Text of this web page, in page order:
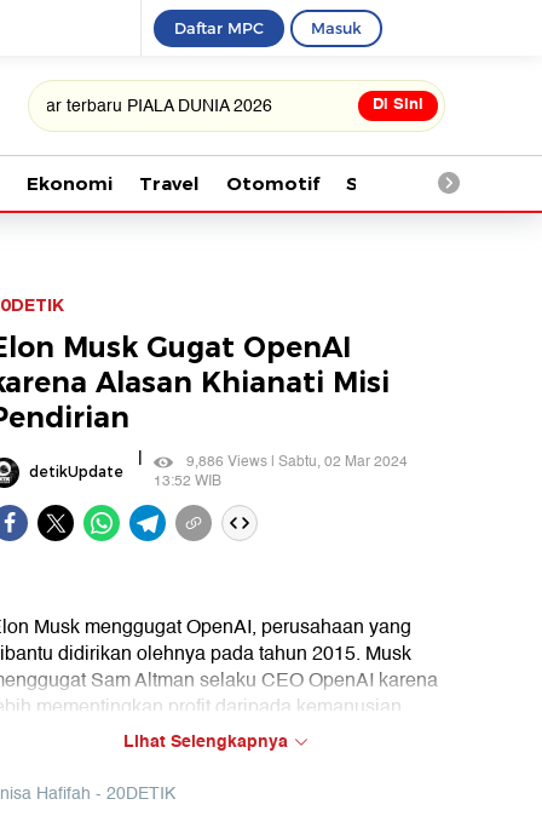
Daftar MPC Masuk
PIALA DUNIA 2026 Di Sini
Ekonomi Travel Otomotif Saintek
Musk Gugat OpenAI
Alasan Khianati Misi
detikUpdate |
9,886 Views | Sabtu, 02 Mar 2024
13:52 WIB
Musk menggugat OpenAI, perusahaan yang
didirikan olehnya pada tahun 2015. Musk
Sam Altman selaku CEO OpenAI karena
mementingkan profit daripada kemanusian.
Lihat Selengkapnya
Hafifah - 20DETIK